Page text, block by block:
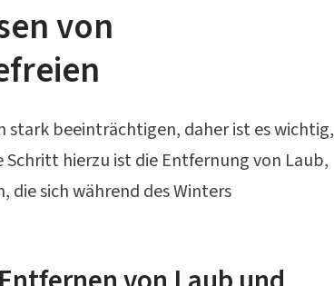
von
stark beeinträchtigen, daher ist es wichtig,
hierzu ist die Entfernung von Laub,
die sich während des Winters